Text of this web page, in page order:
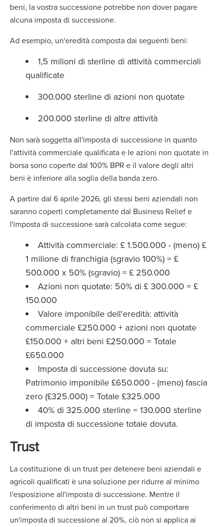
beni, la vostra successione potrebbe non dover pagare
alcuna imposta di successione.
Ad esempio, un'eredità composta dai seguenti beni:
1,5 milioni di sterline di attività commerciali
qualificate
300.000 sterline di azioni non quotate
200.000 sterline di altre attività
Non sarà soggetta all'imposta di successione in quanto
l'attività commerciale qualificata e le azioni non quotate in
borsa sono coperte dal 100% BPR e il valore degli altri
beni è inferiore alla soglia della banda zero.
A partire dal 6 aprile 2026, gli stessi beni aziendali non
saranno coperti completamente dal Business Relief e
l'imposta di successione sarà calcolata come segue:
Attività commerciale: £ 1.500.000 - (meno) £
1 milione di franchigia (sgravio 100%) = £
500.000 x 50% (sgravio) = £ 250.000
Azioni non quotate: 50% di £ 300.000 = £
150.000
Valore imponibile dell'eredità: attività
commerciale £250.000 + azioni non quotate
£150.000 + altri beni £250.000 = Totale
£650.000
Imposta di successione dovuta su:
Patrimonio imponibile £650.000 - (meno) fascia
zero (£325.000) = Totale £325.000
40% di 325.000 sterline = 130.000 sterline
di imposta di successione totale dovuta.
Trust
La costituzione di un trust per detenere beni aziendali e
agricoli qualificati è una soluzione per ridurre al minimo
l'esposizione all'imposta di successione. Mentre il
conferimento di altri beni in un trust può comportare
un'imposta di successione al 20%, ciò non si applica ai